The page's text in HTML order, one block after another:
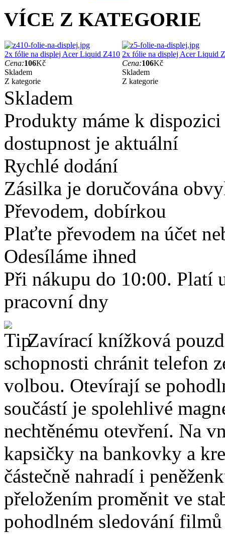
VÍCE Z KATEGORIE
2x fólie na displej Acer Liquid Z410
Cena:106Kč
Skladem
Z kategorie
2x fólie na displej Acer Liquid
Cena:106Kč
Skladem
Z kategorie
Skladem
Produkty máme k
dostupnost je aktuální
Rychlé dodání
Zásilka je doručována
Převodem, dobírkou
Plaťte převodem na účet
Odesíláme ihned
Při nákupu do 10:00. Platí
pracovní dny
Zavírací knížková
schopnosti chránit telefon
volbou. Otevírají se
součástí je spolehlivé
nechtěnému otevření. Na
kapsičky na bankovky a
částečně nahradí i
přeložením proměnit ve
pohodlném sledování